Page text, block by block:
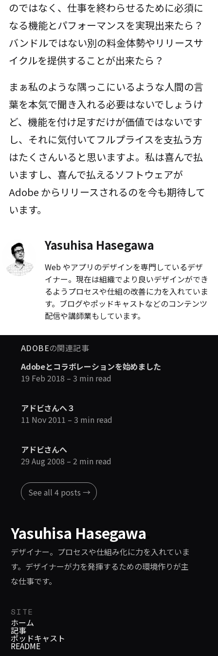
のではなく、仕事を終わらせるために必須に
なる機能とパフォーマンスを実現出来たら？
バンドルではない別の料金体勢やリリースサ
イクルを提供することが出来たら？
まぁ私のような隅っこにいるような人間の言
葉を本気で聞き入れる必要はないでしょうけ
ど、機能を付け足すだけが価値ではないです
し、それに気付いてフルプライスを支払う方
はたくさんいると思いますよ。私は喜んで払
いますし、喜んで払えるソフトウェアが
Adobe からリリースされるのを今も期待して
います。
Yasuhisa Hasegawa
Web やアプリのデザインを専門しているデザ
イナー。現在は組織でより良いデザインができ
るようプロセスや仕組の改善に力を入れていま
す。ブログやポッドキャストなどのコンテンツ
配信や講師業もしています。
ADOBEの関連記事
Adobeとコラボレーションを始めました
19 Feb 2018 – 3 min read
アドビさんへ３
11 Nov 2011 – 3 min read
アドビさんへ
29 Aug 2008 – 2 min read
See all 4 posts →
Yasuhisa Hasegawa
デザイナー。プロセスや仕組み化に力を入れていま
す。デザイナーが力を発揮するための環境作りが主
な仕事です。
SITE
ホーム
記事
ポッドキャスト
README